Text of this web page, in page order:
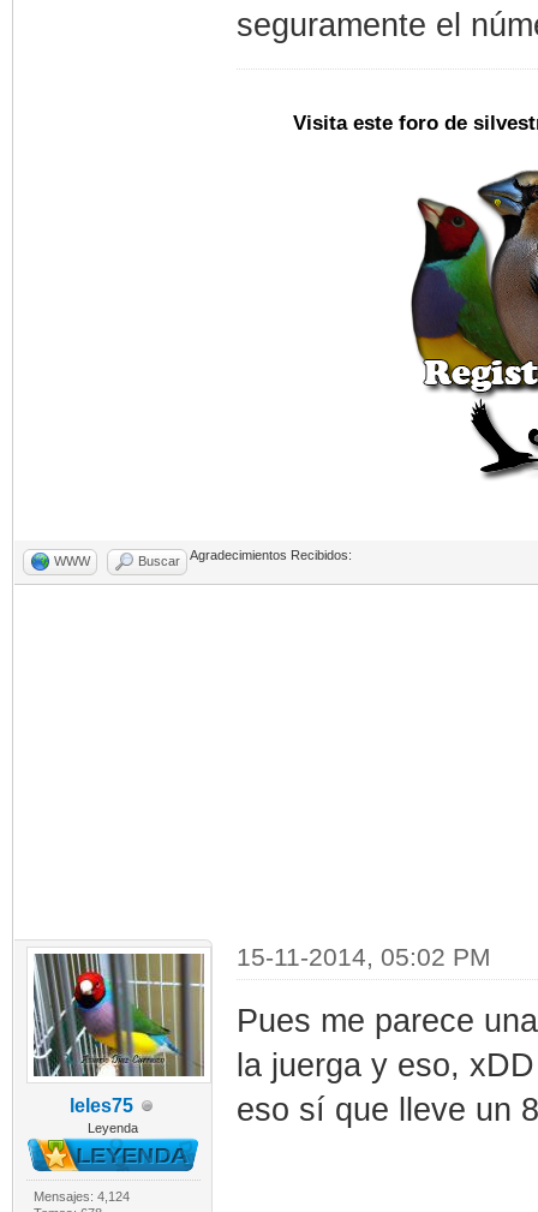
seguramente el
Visita este foro de
WWW Buscar Agradecimientos Recibidos:
leles75
Leyenda
Mensajes: 4,124
15-11-2014, 05:02 PM
Pues me parece
la juerga y eso, xDD
eso sí que lleve un